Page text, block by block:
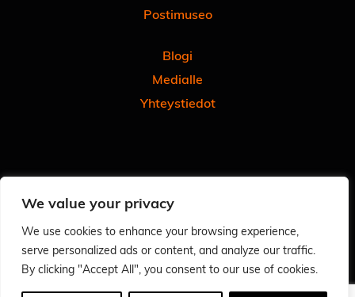
We value your privacy
We use cookies to enhance your browsing experience,
serve personalized ads or content, and analyze our traffic.
By clicking "Accept All", you consent to our use of cookies.
Postimuseo
Blogi
Medialle
Yhteystiedot
Tilaa uutiskirjeemme
Anna meille palautetta
Arvioi käyntisi Googlessa - autat meitä ja muita
Tietosuoja